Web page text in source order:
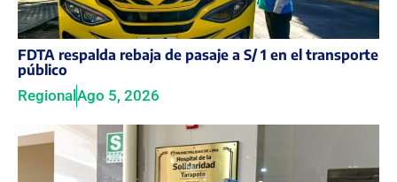
FDTA respalda rebaja de pasaje a S/ 1 en el transporte
público
Regional Ago 5, 2026